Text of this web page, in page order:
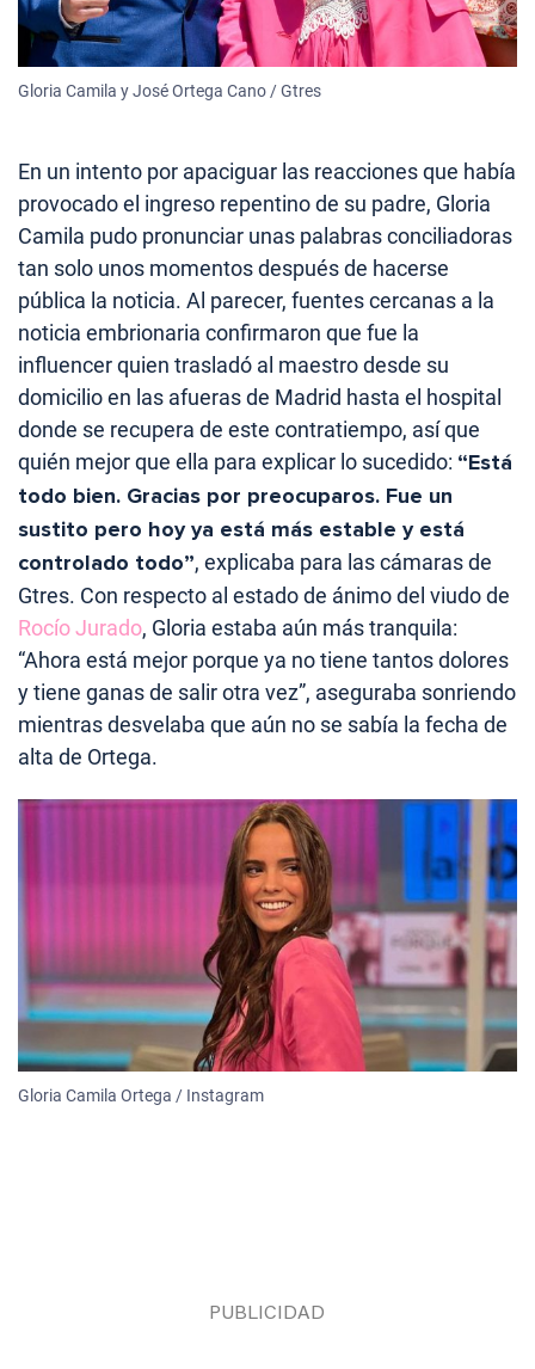
Gloria Camila y José Ortega Cano / Gtres
En un intento por apaciguar las reacciones que había
provocado el ingreso repentino de su padre, Gloria
Camila pudo pronunciar unas palabras conciliadoras
tan solo unos momentos después de hacerse
pública la noticia. Al parecer, fuentes cercanas a la
noticia embrionaria confirmaron que fue la
influencer quien trasladó al maestro desde su
domicilio en las afueras de Madrid hasta el hospital
donde se recupera de este contratiempo, así que
quién mejor que ella para explicar lo sucedido: “Está
todo bien. Gracias por preocuparos. Fue un
sustito pero hoy ya está más estable y está
controlado todo”, explicaba para las cámaras de
Gtres. Con respecto al estado de ánimo del viudo de
Rocío Jurado, Gloria estaba aún más tranquila:
“Ahora está mejor porque ya no tiene tantos dolores
y tiene ganas de salir otra vez”, aseguraba sonriendo
mientras desvelaba que aún no se sabía la fecha de
alta de Ortega.
Gloria Camila Ortega / Instagram